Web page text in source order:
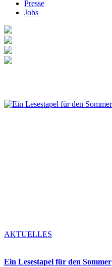
Presse
Jobs
AKTUELLES
Ein Lesestapel für den Sommer